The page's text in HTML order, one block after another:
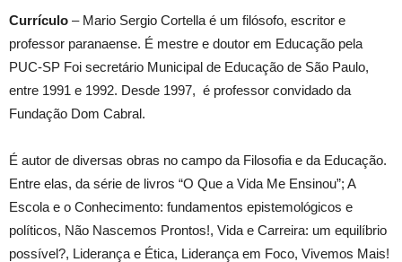
Currículo – Mario Sergio Cortella é um filósofo, escritor e
professor paranaense. É mestre e doutor em Educação pela
PUC-SP Foi secretário Municipal de Educação de São Paulo,
entre 1991 e 1992. Desde 1997, é professor convidado da
Fundação Dom Cabral.
É autor de diversas obras no campo da Filosofia e da Educação.
Entre elas, da série de livros “O Que a Vida Me Ensinou”; A
Escola e o Conhecimento: fundamentos epistemológicos e
políticos, Não Nascemos Prontos!, Vida e Carreira: um equilíbrio
possível?, Liderança e Ética, Liderança em Foco, Vivemos Mais!